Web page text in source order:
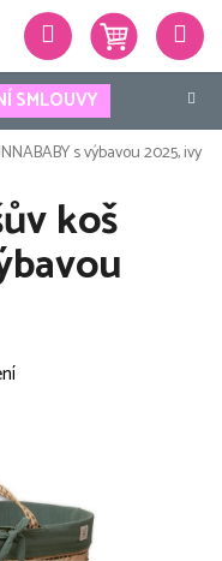
SMLOUVY
Hledat
s výbavou 2025, ivy
koš